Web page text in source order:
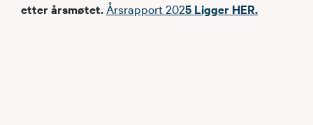
etter årsmøtet. Årsrapport 2025 Ligger HER.